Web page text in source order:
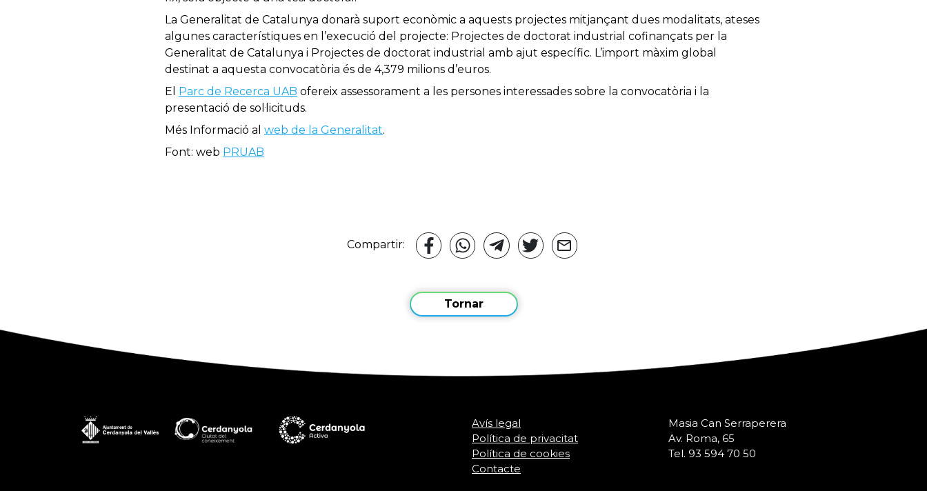
La Generalitat de Catalunya donarà suport econòmic a aquests projectes mitjançant dues modalitats, ateses
algunes característiques en l’execució del projecte: Projectes de doctorat industrial cofinançats per la
Generalitat de Catalunya i Projectes de doctorat industrial amb ajut específic. L’import màxim global
destinat a aquesta convocatòria és de 4,379 milions d’euros.
El Parc de Recerca UAB ofereix assessorament a les persones interessades sobre la convocatòria i la
presentació de sol·licituds.
Més Informació al web de la Generalitat.
Font: web PRUAB
Compartir:
Tornar
Avís legal
Política de privacitat
Política de cookies
Contacte
Masia Can Serraperera
Av. Roma, 65
Tel. 93 594 70 50